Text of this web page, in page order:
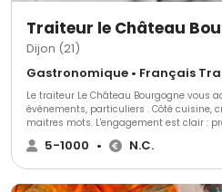
Traiteur le Château
Dijon (21)
Gastronomique • Français
Le traiteur Le Château Bourgogne vous
événements, particuliers . Côté cuisine,
maitres mots. L'engagement est clair :
saison et issus de producteurs locaux.
5-1000 • N.C.